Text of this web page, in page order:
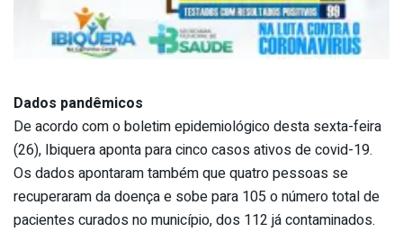
Dados pandêmicos
De acordo com o boletim epidemiológico desta sexta-feira
(26), Ibiquera aponta para cinco casos ativos de covid-19.
Os dados apontaram também que quatro pessoas se
recuperaram da doença e sobe para 105 o número total de
pacientes curados no município, dos 112 já contaminados.